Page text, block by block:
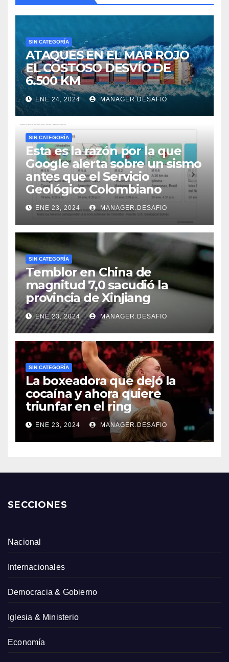
SIN CATEGORÍA
ATAQUES EN EL MAR ROJO
EL COSTOSO DESVÍO DE
6.500 KM
ENE 24, 2024 MANAGER.DESAFIO
SIN CATEGORÍA
Esta es la razón por la que
Google alerta sobre un sismo
antes que el Servicio
Geológico Colombiano
ENE 23, 2024 MANAGER.DESAFIO
SIN CATEGORÍA
Temblor en China de
magnitud 7,0 sacudió la
provincia de Xinjiang
ENE 23, 2024 MANAGER.DESAFIO
SIN CATEGORÍA
La boxeadora que dejó la
cocaína y ahora quiere
triunfar en el ring​
ENE 23, 2024 MANAGER.DESAFIO
SECCIONES
Nacional
Internacionales
Democracia & Gobierno
Iglesia & Ministerio
Economía